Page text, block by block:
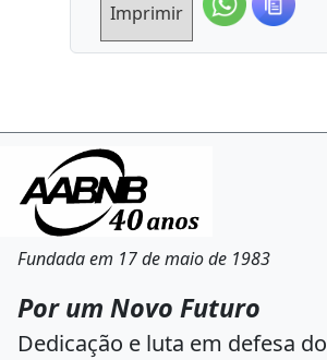
Imprimir
Fundada em 17 de maio de 1983
Por um Novo Futuro
Dedicação e luta em defesa